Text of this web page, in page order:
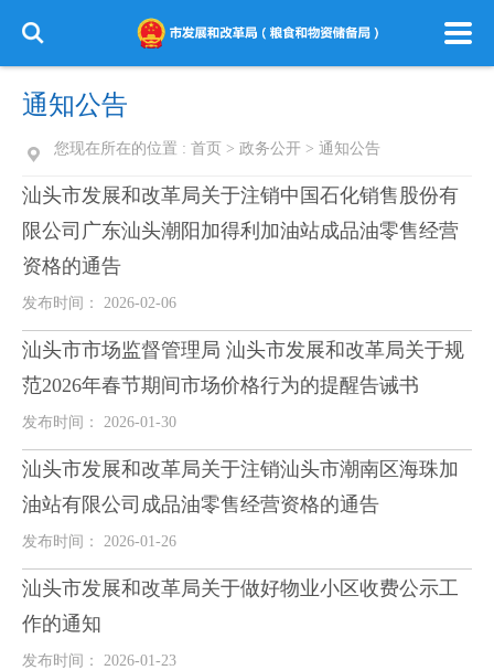
通知公告
您现在所在的位置 : 首页 > 政务公开 > 通知公告
汕头市发展和改革局关于注销中国石化销售股份有
限公司广东汕头潮阳加得利加油站成品油零售经营
资格的通告
发布时间： 2026-02-06
汕头市市场监督管理局 汕头市发展和改革局关于规
范2026年春节期间市场价格行为的提醒告诫书
发布时间： 2026-01-30
汕头市发展和改革局关于注销汕头市潮南区海珠加
油站有限公司成品油零售经营资格的通告
发布时间： 2026-01-26
汕头市发展和改革局关于做好物业小区收费公示工
作的通知
发布时间： 2026-01-23